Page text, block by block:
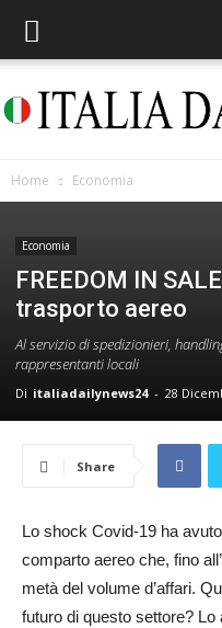
Home Economia
Economia
FREEDOM IN
trasporto aereo
Al servizio di spedizionieri,
rappresentanti locali
Di italiadailynews24 - 28
Share
Lo shock Covid-19 ha
comparto aereo che, fino
metà del volume d’affari.
futuro di questo settore?